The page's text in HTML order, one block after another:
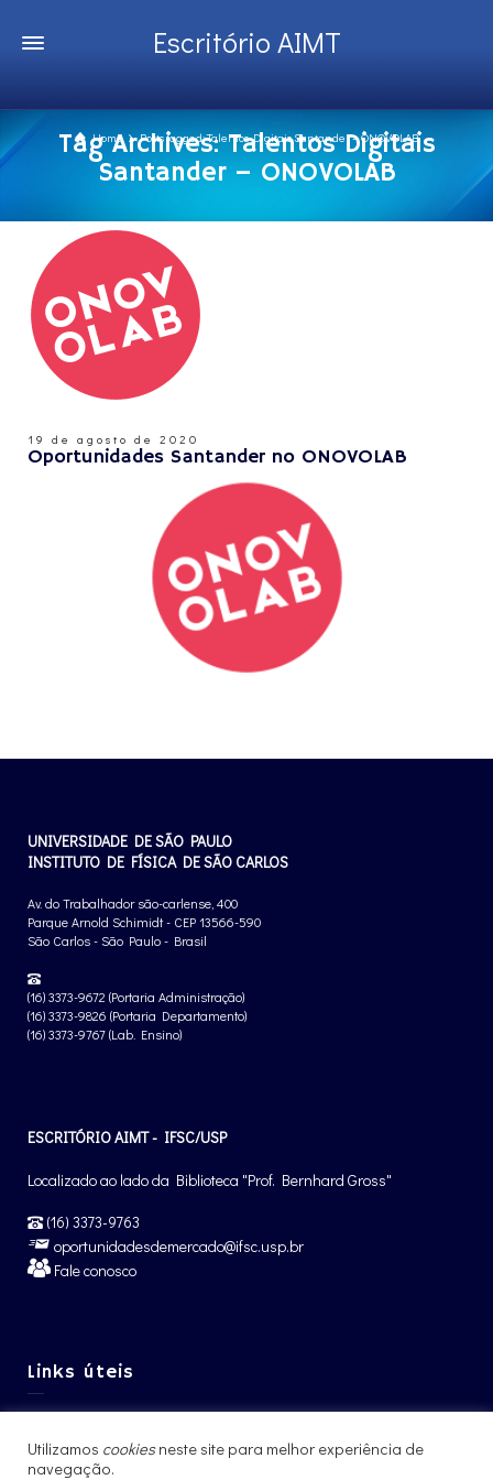
Escritório AIMT
Home Posts tagged: Talentos Digitais Santander – ONOVOLAB
Tag Archives: Talentos Digitais
Santander – ONOVOLAB
19 de agosto de 2020
Oportunidades Santander no ONOVOLAB
UNIVERSIDADE DE SÃO PAULO
INSTITUTO DE FÍSICA DE SÃO CARLOS
Av. do Trabalhador são-carlense, 400
Parque Arnold Schimidt - CEP 13566-590
São Carlos - São Paulo - Brasil
(16) 3373-9672 (Portaria Administração)
(16) 3373-9826 (Portaria Departamento)
(16) 3373-9767 (Lab. Ensino)
ESCRITÓRIO AIMT - IFSC/USP
Localizado ao lado da Biblioteca "Prof. Bernhard Gross"
(16) 3373-9763
oportunidadesdemercado@ifsc.usp.br
Fale conosco
Links úteis
Pós-Graduação IFSC
Utilizamos cookiesneste site para melhor experiência de
navegação.